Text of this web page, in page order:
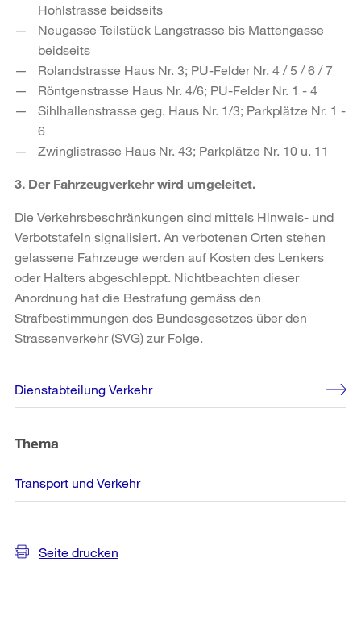
Hohlstrasse beidseits
Neugasse Teilstück Langstrasse bis Mattengasse
beidseits
Rolandstrasse Haus Nr. 3; PU-Felder Nr. 4 / 5 / 6 / 7
Röntgenstrasse Haus Nr. 4/6; PU-Felder Nr. 1 - 4
Sihlhallenstrasse geg. Haus Nr. 1/3; Parkplätze Nr. 1 -
6
Zwinglistrasse Haus Nr. 43; Parkplätze Nr. 10 u. 11
3. Der Fahrzeugverkehr wird umgeleitet.
Die Verkehrsbeschränkungen sind mittels Hinweis- und
Verbotstafeln signalisiert. An verbotenen Orten stehen
gelassene Fahrzeuge werden auf Kosten des Lenkers
oder Halters abgeschleppt. Nichtbeachten dieser
Anordnung hat die Bestrafung gemäss den
Strafbestimmungen des Bundesgesetzes über den
Strassenverkehr (SVG) zur Folge.
Weitere
Informationen
Dienstabteilung Verkehr
Thema
Transport und Verkehr
Seite drucken